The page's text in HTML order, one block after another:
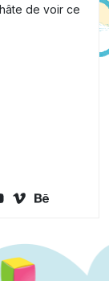
de voir ce